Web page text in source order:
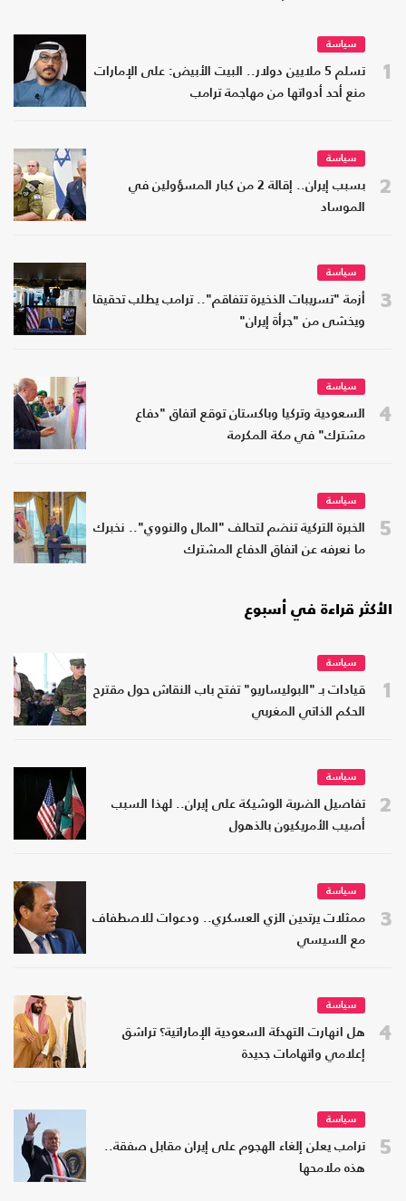
1
سياسة
تسلم 5 ملايين دولار.. البيت الأبيض: على الإمارات
منع أحد أدواتها من مهاجمة ترامب
2
سياسة
بسبب إيران.. إقالة 2 من كبار المسؤولين في
الموساد
3
سياسة
أزمة "تسريبات الذخيرة تتفاقم".. ترامب يطلب تحقيقا
ويخشى من "جرأة إيران"
4
سياسة
السعودية وتركيا وباكستان توقع اتفاق "دفاع
مشترك" في مكة المكرمة
5
سياسة
الخبرة التركية تنضم لتحالف "المال والنووي".. نخبرك
ما نعرفه عن اتفاق الدفاع المشترك
الأكثر قراءة في أسبوع
1
سياسة
قيادات بـ "البوليساريو" تفتح باب النقاش حول مقترح
الحكم الذاتي المغربي
2
سياسة
تفاصيل الضربة الوشيكة على إيران.. لهذا السبب
أصيب الأمريكيون بالذهول
3
سياسة
ممثلات يرتدين الزي العسكري.. ودعوات للاصطفاف
مع السيسي
4
سياسة
هل انهارت التهدئة السعودية الإماراتية؟ تراشق
إعلامي واتهامات جديدة
5
سياسة
ترامب يعلن إلغاء الهجوم على إيران مقابل صفقة..
هذه ملامحها